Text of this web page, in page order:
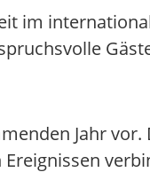
im
Jahr vor.